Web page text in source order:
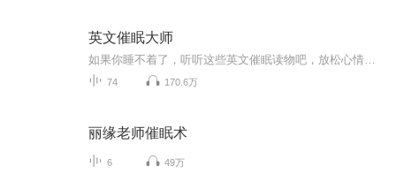
英文催眠大师
74 170.6万
丽缘老师催眠术
6 49万